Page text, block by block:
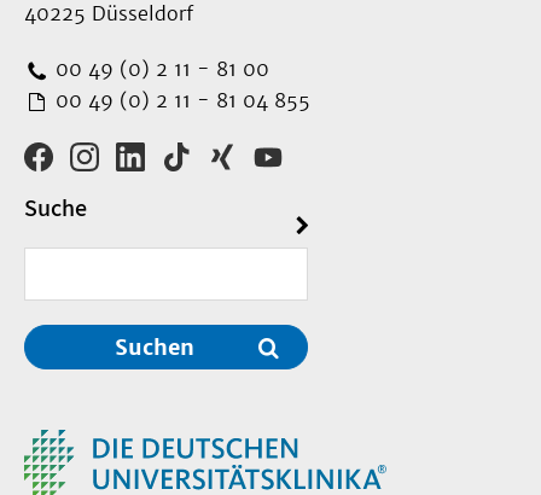
40225 Düsseldorf
00 49 (0) 2 11 - 81 00
00 49 (0) 2 11 - 81 04 855
Suche
Suchen